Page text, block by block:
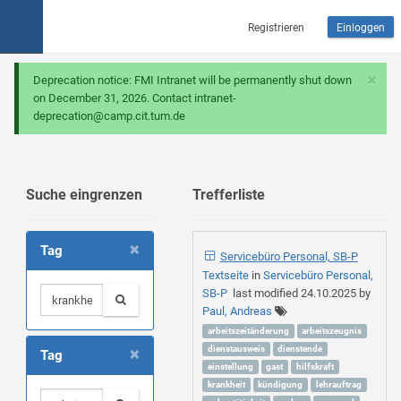
Registrieren Einloggen
×
Deprecation notice: FMI Intranet will be permanently shut down
on December 31, 2026. Contact intranet-
deprecation@camp.cit.tum.de
Suche eingrenzen
×
Tag
×
Tag
Trefferliste
Servicebüro Personal, SB-P
Textseite in Servicebüro Personal,
SB-Plast modified 24.10.2025by
Paul, Andreas
arbeitszeitänderung
arbeitszeugnis
dienstausweis
dienstende
einstellung
gast
hilfskraft
krankheit
kündigung
lehrauftrag